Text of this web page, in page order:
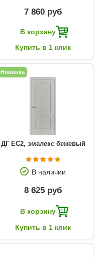
7 860 руб
В корзину
Купить в 1 клик
Новинка
ДГ EC2, эмалекс бежевый
В наличии
8 625 руб
В корзину
Купить в 1 клик